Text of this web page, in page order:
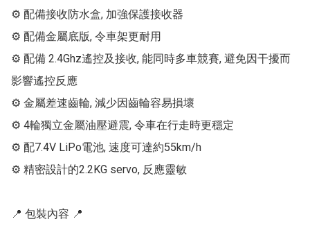
⚙ 配備接收防水盒, 加強保護接收器
⚙ 配備金屬底版, 令車架更耐用
⚙ 配備 2.4Ghz遙控及接收, 能同時多車競賽, 避免因干擾而
影響遙控反應
⚙ 金屬差速齒輪, 減少因齒輪容易損壞
⚙ 4輪獨立金屬油壓避震, 令車在行走時更穩定
⚙ 配7.4V LiPo電池, 速度可達約55km/h
⚙ 精密設計的2.2KG servo, 反應靈敏
📍 包裝內容 📍